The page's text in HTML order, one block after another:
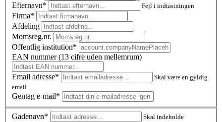
Efternavn* Fejl i indtastningen
Firma*
Afdeling
Momsreg.nr.
Offentlig institution*
EAN nummer (13 cifre uden mellemrum)
Email adresse*
Skal være en gyldig
email
Gentag e-mail*
Gadenavn*
Skal indeholde